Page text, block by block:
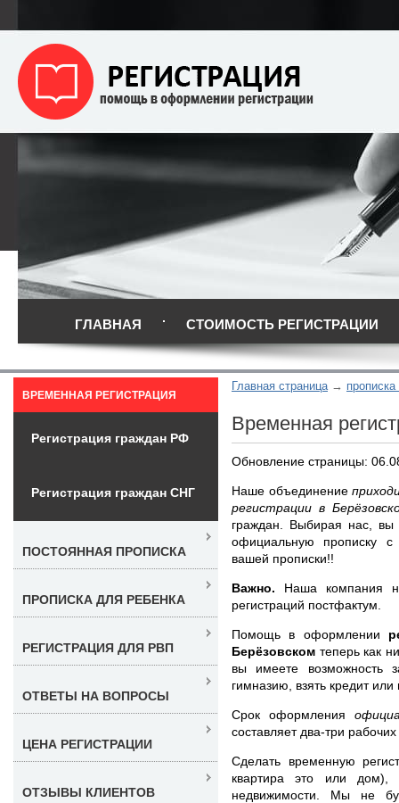
ГЛАВНАЯ СТОИМОСТЬ РЕГИСТРАЦИИ
Главная страница
Временная
Обновление страницы:
Наше объединение
регистрации в
граждан. Выбирая нас, вы
официальную прописку
вашей прописки!!
Важно. Наша компания
регистраций постфактум.
Помощь в оформлении
Берёзовском теперь как
вы имеете возможность
гимназию, взять кредит
Срок оформления
составляет два-три
Сделать временную
квартира это или дом),
недвижимости. Мы не
ВРЕМЕННАЯ РЕГИСТРАЦИЯ
Регистрация граждан РФ
Регистрация граждан СНГ
ПОСТОЯННАЯ ПРОПИСКА
ПРОПИСКА ДЛЯ РЕБЕНКА
РЕГИСТРАЦИЯ ДЛЯ РВП
ОТВЕТЫ НА ВОПРОСЫ
ЦЕНА РЕГИСТРАЦИИ
ОТЗЫВЫ КЛИЕНТОВ